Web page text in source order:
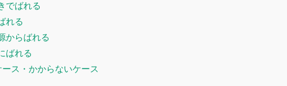
でばれる
れる
からばれる
ばれる
ス・かからないケース